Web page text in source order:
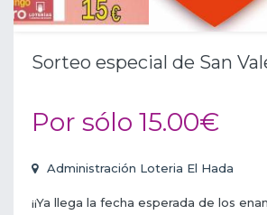
Sorteo especial de San
Por sólo 15.00€
Administración Loteria El Hada
¡¡Ya llega la fecha esperada de los